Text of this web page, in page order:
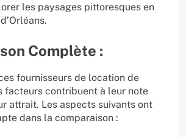
les paysages pittoresques en
Complète :
fournisseurs de location de
facteurs contribuent à leur note
attrait. Les aspects suivants ont
dans la comparaison :